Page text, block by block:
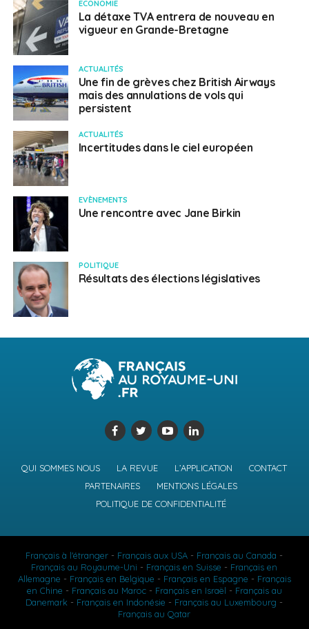
ECONOMIE
La détaxe TVA entrera de nouveau en
vigueur en Grande-Bretagne
ACTUALITÉS
Une fin de grèves chez British Airways
mais des annulations de vols qui
persistent
ACTUALITÉS
Incertitudes dans le ciel européen
EVÈNEMENTS
Une rencontre avec Jane Birkin
POLITIQUE
Résultats des élections législatives
QUI SOMMES NOUS LA REVUE L’APPLICATION
CONTACT
PARTENAIRES
MENTIONS LÉGALES
POLITIQUE DE CONFIDENTIALITÉ
Français à l'étranger - Français aux USA - Français au Canada -
Français au Royaume-Uni - Français en Suisse - Français en
Allemagne - Français en Belgique - Français en Espagne - Français
en Chine - Français au Maroc- Français en Israël - Français au
Danemark - Français en Indonésie - Français au Luxembourg -
Français au Qatar